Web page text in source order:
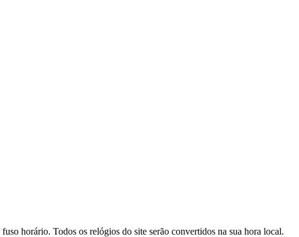
horário. Todos os relógios do site serão convertidos na sua hora local.